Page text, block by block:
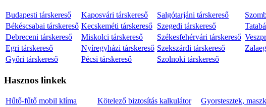
Budapesti társkereső Kaposvári társkereső Salgótarjáni társkereső
Békéscsabai társkereső Kecskeméti társkereső Szegedi társkereső
Debreceni társkereső
Miskolci társkereső Székesfehérvári társkereső
Egri társkereső
Nyíregyházi társkereső Szekszárdi társkereső
Győri társkereső
Pécsi társkereső Szolnoki társkereső
Hasznos linkek
Hűtő-fűtő mobil klíma Kötelező biztosítás kalkulátor Gyorstesztek,